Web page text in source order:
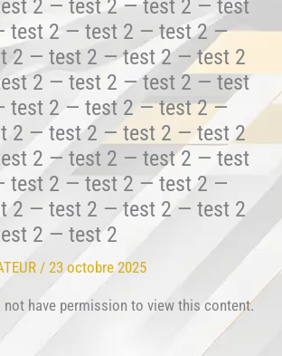
2 — test 2 — test 2 — test
test 2 — test 2 — test 2 —
2 — test 2 — test 2 — test 2
2 — test 2 — test 2 — test
test 2 — test 2 — test 2 —
2 — test 2 — test 2 — test 2
2 — test 2 — test 2 — test
test 2 — test 2 — test 2 —
2 — test 2 — test 2 — test 2
2 — test 2
/23 octobre 2025
not have permission to view this content.